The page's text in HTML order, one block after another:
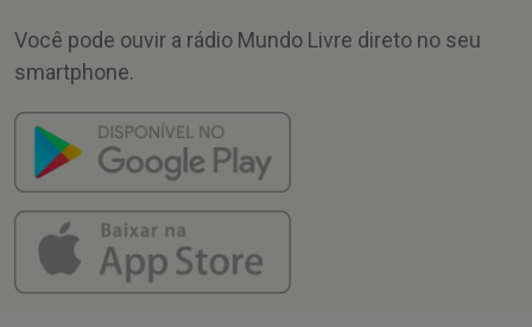
Você pode ouvir a rádio Mundo Livre direto no seu
smartphone.